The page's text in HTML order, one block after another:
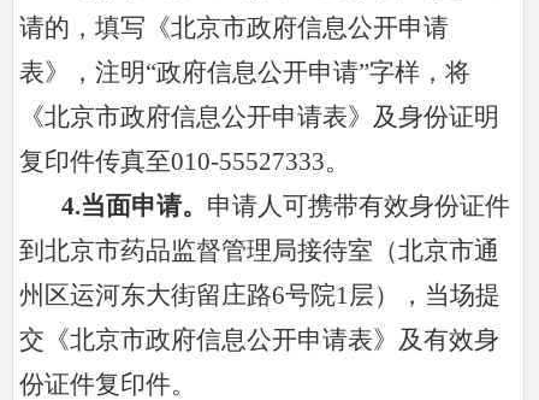
请的，填写《北京市政府信息公开申请
表》，注明“政府信息公开申请”字样，将
《北京市政府信息公开申请表》及身份证明
复印件传真至010-55527333。
4.当面申请。 申请人可携带有效身份证件
到北京市药品监督管理局接待室（北京市通
州区运河东大街留庄路6号院1层），当场提
交《北京市政府信息公开申请表》及有效身
份证件复印件。